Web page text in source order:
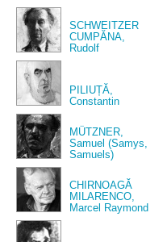
SCHWEITZER
CUMPĂNA,
Rudolf
PILIUȚĂ,
Constantin
MÜTZNER,
Samuel (Samys,
Samuels)
CHIRNOAGĂ
MILARENCO,
Marcel Raymond